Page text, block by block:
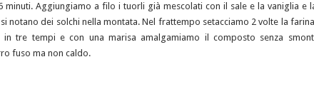
minuti. Aggiungiamo a filo i tuorli già mescolati con il sale e la vaniglia e
notano dei solchi nella montata. Nel frattempo setacciamo 2 volte la
in tre tempi e con una marisa amalgamiamo il composto senza
fuso ma non caldo.